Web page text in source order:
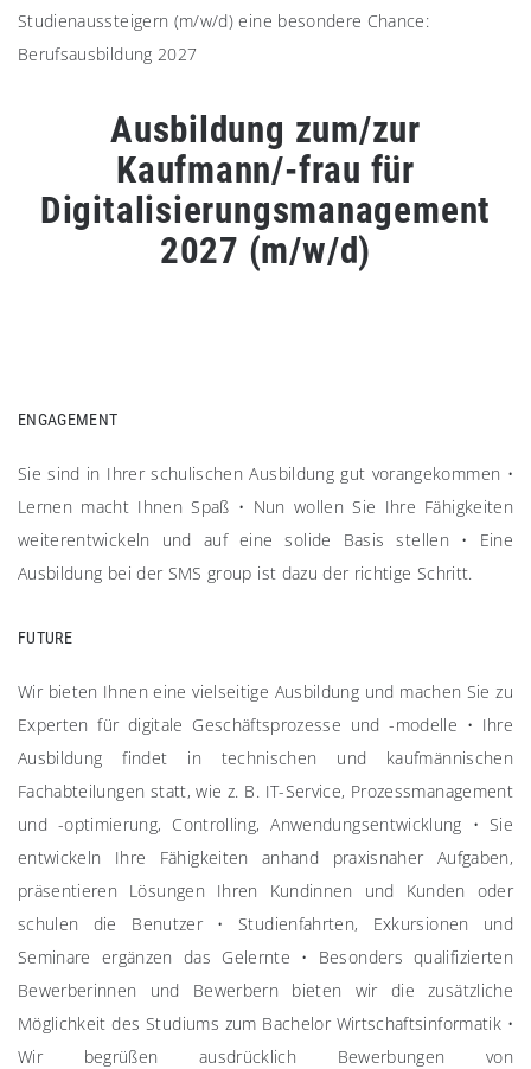
Studienaussteigern (m/w/d) eine besondere Chance:
Berufsausbildung 2027
Ausbildung zum/zur
Kaufmann/-frau für
Digitalisierungsmanagement
2027 (m/w/d)
ENGAGEMENT
Sie sind in Ihrer schulischen Ausbildung gut vorangekommen •
Lernen macht Ihnen Spaß • Nun wollen Sie Ihre Fähigkeiten
weiterentwickeln und auf eine solide Basis stellen • Eine
Ausbildung bei der SMS group ist dazu der richtige Schritt.
FUTURE
Wir bieten Ihnen eine vielseitige Ausbildung und machen Sie zu
Experten für digitale Geschäftsprozesse und -modelle • Ihre
Ausbildung findet in technischen und kaufmännischen
Fachabteilungen statt, wie z. B. IT-Service, Prozessmanagement
und -optimierung, Controlling, Anwendungsentwicklung • Sie
entwickeln Ihre Fähigkeiten anhand praxisnaher Aufgaben,
präsentieren Lösungen Ihren Kundinnen und Kunden oder
schulen die Benutzer • Studienfahrten, Exkursionen und
Seminare ergänzen das Gelernte • Besonders qualifizierten
Bewerberinnen und Bewerbern bieten wir die zusätzliche
Möglichkeit des Studiums zum Bachelor Wirtschaftsinformatik •
Wir begrüßen ausdrücklich Bewerbungen von